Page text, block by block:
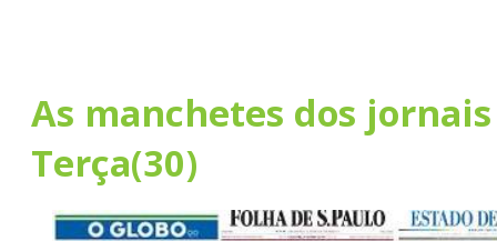
As manchetes dos
Terça(30)